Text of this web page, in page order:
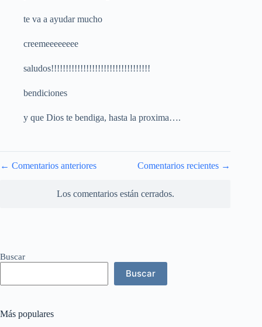
te va a ayudar mucho
creemeeeeeeee
saludos!!!!!!!!!!!!!!!!!!!!!!!!!!!!!!!!!!
bendiciones
y que Dios te bendiga, hasta la proxima….
de
← Comentarios anteriores Comentarios recientes →
Los comentarios están cerrados.
Buscar
Buscar
Más populares